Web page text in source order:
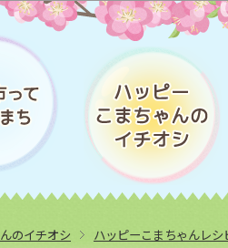
このページの本文へ移動
のイチオシ ハッピーこまちゃんレシ